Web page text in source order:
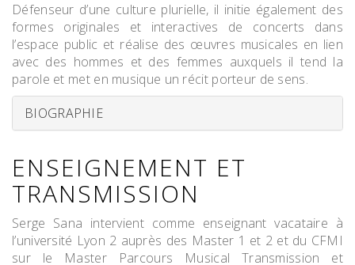
Défenseur d’une culture plurielle, il initie également des
formes originales et interactives de concerts dans
l’espace public et réalise des œuvres musicales en lien
avec des hommes et des femmes auxquels il tend la
parole et met en musique un récit porteur de sens.
BIOGRAPHIE
ENSEIGNEMENT ET
TRANSMISSION
Serge Sana intervient comme enseignant vacataire à
l’université Lyon 2 auprès des Master 1 et 2 et du CFMI
sur le Master Parcours Musical Transmission et